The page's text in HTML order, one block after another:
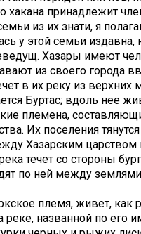
хакана принадлежит
из их знати, я
у этой семьи издавна,
Хазары имеют
из своего города
в их реку из верхних
Буртас; вдоль нее
племена,
Их поселения тянутся
Хазарским царством
течет со стороны
по ней между землями
племя, живет, как
реке, названной по его